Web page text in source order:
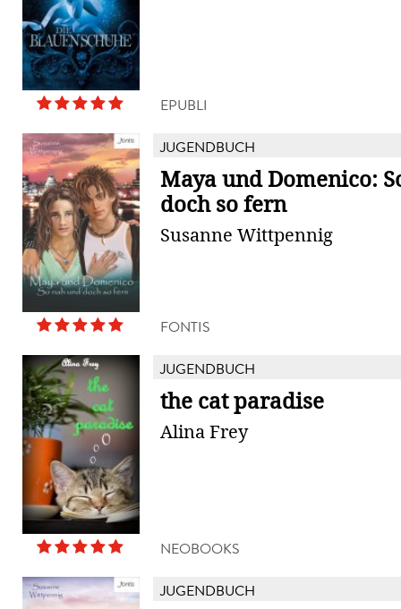
EPUBLI
JUGENDBUCH
Maya und Domenico:
doch so fern
Susanne Wittpennig
FONTIS
JUGENDBUCH
the cat paradise
Alina Frey
NEOBOOKS
JUGENDBUCH